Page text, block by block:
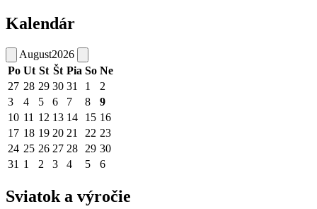
Kalendár
August2026
Po Ut St Št Pia So Ne
27 28 29 30 31 1
2
3
4 5 6 7 8
9
10 11 12 13 14 15 16
17 18 19 20 21 22 23
24 25 26 27 28 29 30
31 1 2 3 4 5 6
Sviatok a výročie